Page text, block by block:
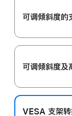
可调倾斜度的
可调倾斜度及
VESA 支架转